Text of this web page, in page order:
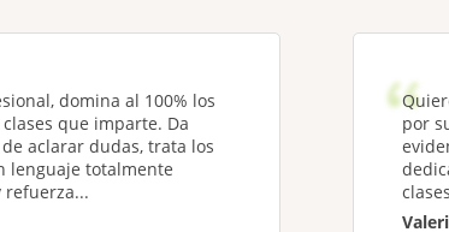
domina al 100% los
que imparte. Da
aclarar dudas, trata los
lenguaje totalmente
por